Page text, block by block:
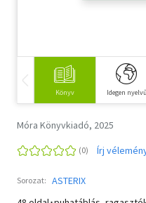
Történelem
Könyv Idegen nyelvű
Móra Könyvkiadó, 2025
Írj
Sorozat: ASTERIX